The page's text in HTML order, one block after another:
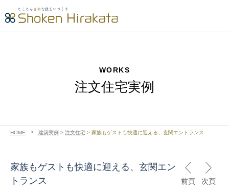
WORKS
注文住宅実例
HOME 建築実例 > 注文住宅 > 家族もゲストも快適に迎える、玄関エントランス
家族もゲストも快適に迎える、玄関エン
トランス
前頁 次頁